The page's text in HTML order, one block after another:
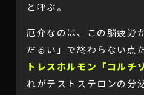
と呼ぶ。
厄介なのは、この脳疲労
だるい」で終わらない点
トレスホルモン「コルチ
れがテストステロンの分